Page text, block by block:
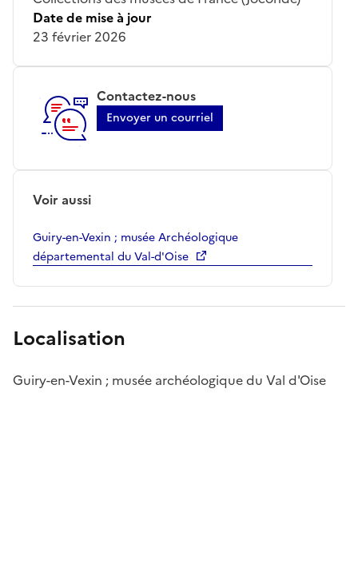
Date de mise à jour
23 février 2026
Contactez-nous
Envoyer un courriel
Voir aussi
Guiry-en-Vexin ; musée Archéologique
départemental du Val-d'Oise
Localisation
Guiry-en-Vexin ; musée archéologique du Val d'Oise